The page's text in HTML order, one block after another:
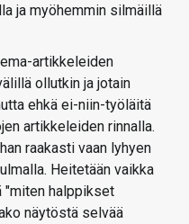
ja myöhemmin silmäillä
artikkeleiden
ollutkin ja jotain
ehkä ei-niin-työläitä
artikkeleiden rinnalla.
raakasti vaan lyhyen
Heitetään vaikka
"miten halppikset
näytöstä selvää